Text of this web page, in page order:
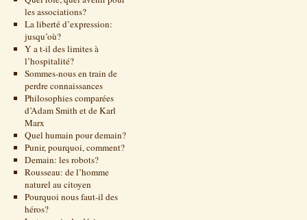
les associations?
La liberté d’expression:
jusqu’où?
Y a t-il des limites à
l’hospitalité?
Sommes-nous en train de
perdre connaissances
Philosophies comparées
d’Adam Smith et de Karl
Marx
Quel humain pour demain?
Punir, pourquoi, comment?
Demain: les robots?
Rousseau: de l’homme
naturel au citoyen
Pourquoi nous faut-il des
héros?